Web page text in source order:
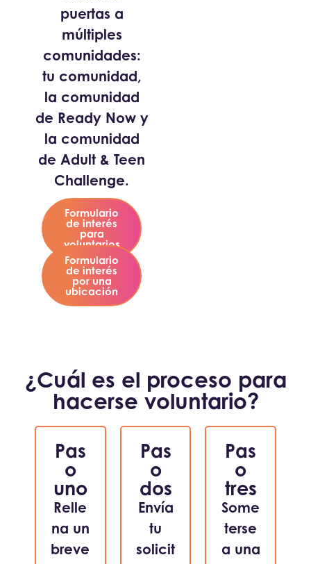
puertas a
múltiples
comunidades:
tu comunidad,
la comunidad
de Ready Now y
la comunidad
de Adult & Teen
Challenge.
Formulario
de interés
para
voluntarios
Formulario
de interés
por una
ubicación
¿Cuál es el proceso para
hacerse voluntario?
Pas
o
uno
Relle
na un
breve
Pas
o
dos
Envía
tu
solicit
Pas
o
tres
Some
terse
a una